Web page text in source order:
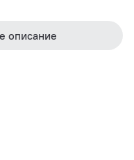
описание